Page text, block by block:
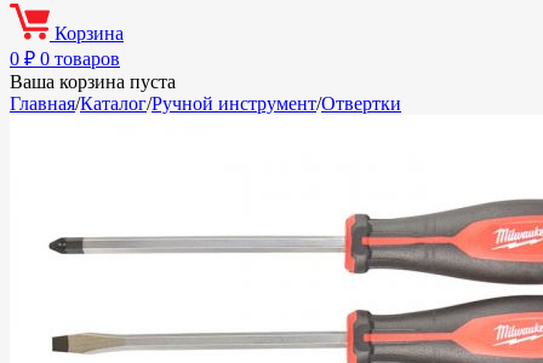
Корзина
0 ₽ 0 товаров
Ваша корзина пуста
Главная/Каталог/Ручной инструмент/Отвертки